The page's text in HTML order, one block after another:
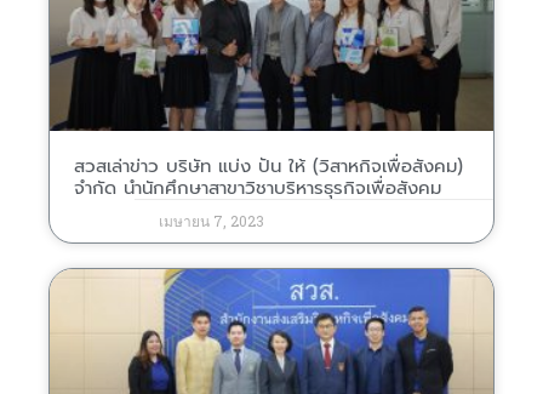
สวสเล่าข่าว บริษัท แบ่ง ปัน ให้ (วิสาหกิจเพื่อสังคม)
จำกัด นำนักศึกษาสาขาวิชาบริหารธุรกิจเพื่อสังคม
เมษายน 7, 2023